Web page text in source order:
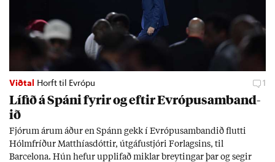
Viðtal Horft til Evrópu 1
Líf­ið á Spáni fyr­ir og eft­ir Evr­ópu­sam­band­
ið
Fjór­um ár­um áð­ur en Spánn gekk í Evr­ópu­sam­band­ið flutti
Hólm­fríð­ur Matth­ías­dótt­ir, út­gáfu­stjóri For­lags­ins, til
Barcelona. Hún hef­ur upp­lif­að mikl­ar breyt­ing­ar þar og seg­ir